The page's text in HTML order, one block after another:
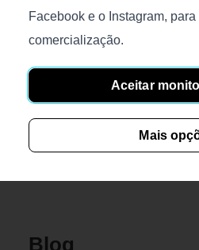
Verstat
Tamanho (C/P/A), cm.:
Blog
Facebook e o Instagram,
comercialização.
Aceitar
Mais